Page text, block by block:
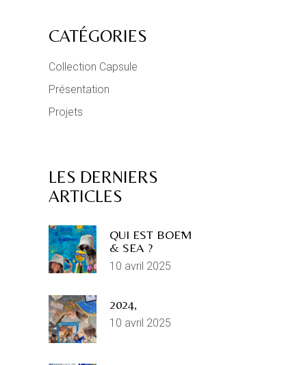
CATÉGORIES
Collection Capsule
Présentation
Projets
LES DERNIERS
ARTICLES
QUI EST BOĒM
& SEA ?
10 avril 2025
2024,
10 avril 2025